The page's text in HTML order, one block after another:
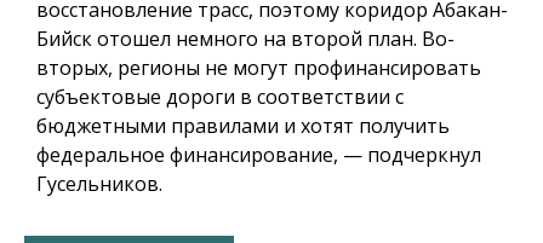
восстановление трасс, поэтому коридор Абакан-
Бийск отошел немного на второй план. Во-
вторых, регионы не могут профинансировать
субъектовые дороги в соответствии с
бюджетными правилами и хотят получить
федеральное финансирование, — подчеркнул
Гусельников.